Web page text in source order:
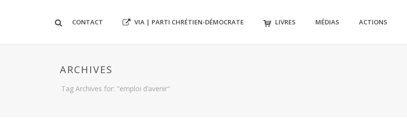
ACTIONS
MÉDIAS
LIVRES
VIA | PARTI CHRÉTIEN-DÉMOCRATE
CONTACT
ARCHIVES
Tag Archives for: "emploi d’avenir"